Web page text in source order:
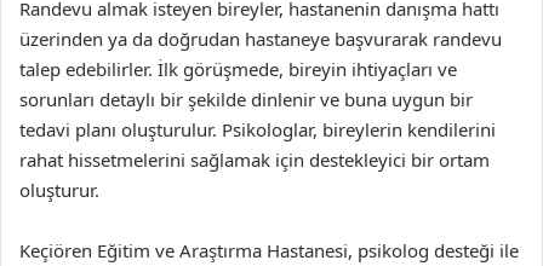
Randevu almak isteyen bireyler, hastanenin danışma hattı
üzerinden ya da doğrudan hastaneye başvurarak randevu
talep edebilirler. İlk görüşmede, bireyin ihtiyaçları ve
sorunları detaylı bir şekilde dinlenir ve buna uygun bir
tedavi planı oluşturulur. Psikologlar, bireylerin kendilerini
rahat hissetmelerini sağlamak için destekleyici bir ortam
oluşturur.
Keçiören Eğitim ve Araştırma Hastanesi, psikolog desteği ile